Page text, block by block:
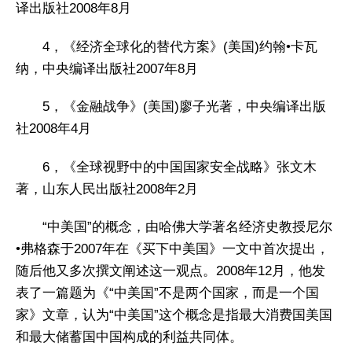
译出版社2008年8月
4，《经济全球化的替代方案》(美国)约翰•卡瓦
纳，中央编译出版社2007年8月
5，《金融战争》(美国)廖子光著，中央编译出版
社2008年4月
6，《全球视野中的中国国家安全战略》张文木
著，山东人民出版社2008年2月
“中美国”的概念，由哈佛大学著名经济史教授尼尔
•弗格森于2007年在《买下中美国》一文中首次提出，
随后他又多次撰文阐述这一观点。2008年12月，他发
表了一篇题为《“中美国”不是两个国家，而是一个国
家》文章，认为“中美国”这个概念是指最大消费国美国
和最大储蓄国中国构成的利益共同体。